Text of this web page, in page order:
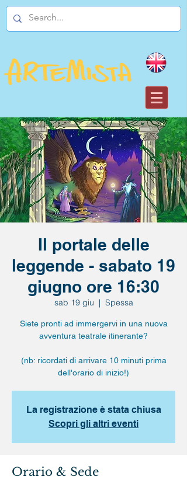
Il portale delle
leggende - sabato 19
giugno ore 16:30
sab 19 giu
  |
Spessa
Siete pronti ad immergervi in una nuova
avventura teatrale itinerante?
(nb: ricordati di arrivare 10 minuti prima
dell'orario di inizio!)
La registrazione è stata chiusa
Scopri gli altri eventi
Orario & Sede